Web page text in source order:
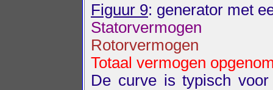
Figuur 9: generator met
Statorvermogen
Rotorvermogen
Totaal vermogen
De curve is typisch